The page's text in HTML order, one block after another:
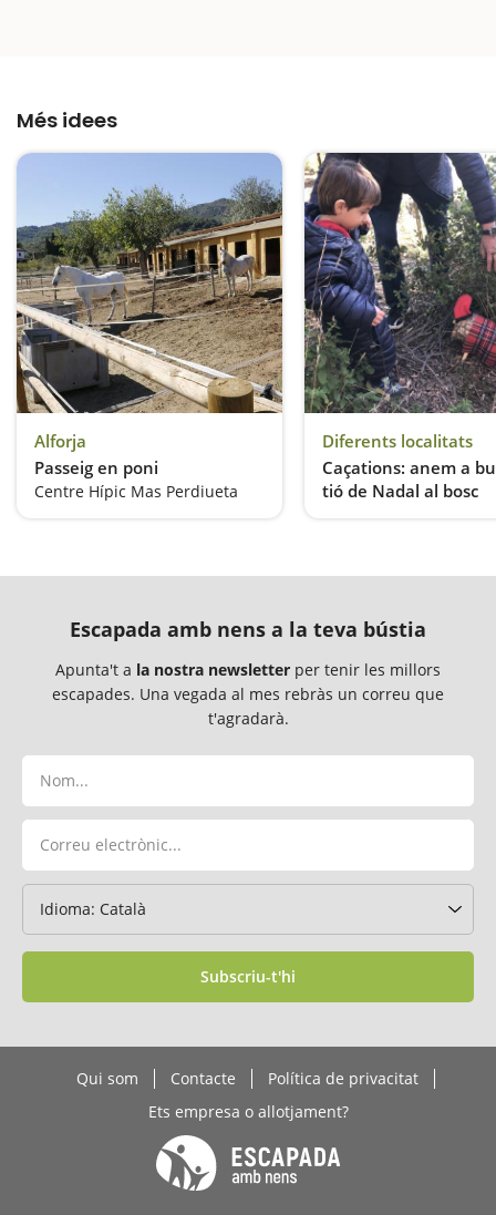
Més idees
Alforja
Passeig en poni
Centre Hípic Mas Perdiueta
Diferents localitats
Caçations: anem a
tió de Nadal al bosc
Escapada amb nens a la teva bústia
Apunta't a la nostra newsletter per tenir les millors
escapades. Una vegada al mes rebràs un correu que
t'agradarà.
Subscriu-t'hi
Qui som Contacte
Política de privacitat
Ets empresa o allotjament?